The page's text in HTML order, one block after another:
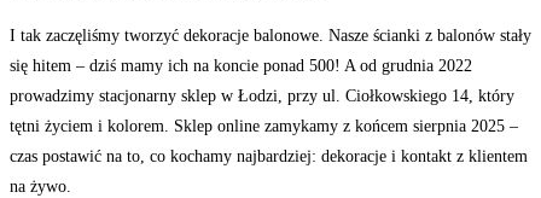
I tak zaczęliśmy tworzyć dekoracje balonowe. Nasze ścianki z balonów stały
się hitem – dziś mamy ich na koncie ponad 500! A od grudnia 2022
prowadzimy stacjonarny sklep w Łodzi, przy ul. Ciołkowskiego 14, który
tętni życiem i kolorem. Sklep online zamykamy z końcem sierpnia 2025 –
czas postawić na to, co kochamy najbardziej: dekoracje i kontakt z klientem
na żywo.